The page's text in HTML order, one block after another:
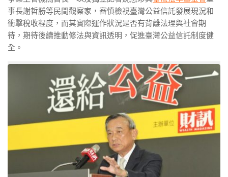
事長謝哲勝等民間觀察家，審慎檢視臺灣公益信託發展現況和
衝擊稅收程度，而其實際運作狀況是否有背離法理與社會期
待，期待後續推動修法與資訊透明，促進臺灣公益信託制度健
全。